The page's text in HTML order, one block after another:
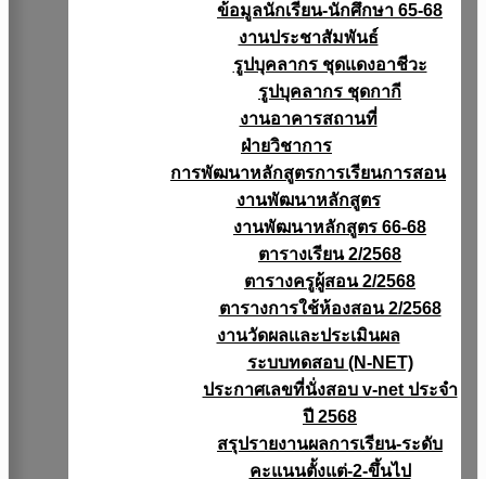
ข้อมูลนักเรียน-นักศึกษา 65-68
งานประชาสัมพันธ์
รูปบุคลากร ชุดแดงอาชีวะ
รูปบุคลากร ชุดกากี
งานอาคารสถานที่
ฝ่ายวิชาการ
การพัฒนาหลักสูตรการเรียนการสอน
งานพัฒนาหลักสูตร
งานพัฒนาหลักสูตร 66-68
ตารางเรียน 2/2568
ตารางครูผู้สอน 2/2568
ตารางการใช้ห้องสอน 2/2568
งานวัดผลเเละประเมินผล
ระบบทดสอบ (N-NET)
ประกาศเลขที่นั่งสอบ v-net ประจำ
ปี 2568
สรุปรายงานผลการเรียน-ระดับ
คะแนนตั้งแต่-2-ขึ้นไป